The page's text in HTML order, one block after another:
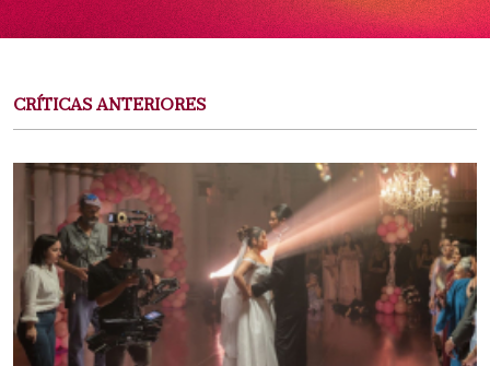
CRÍTICAS ANTERIORES